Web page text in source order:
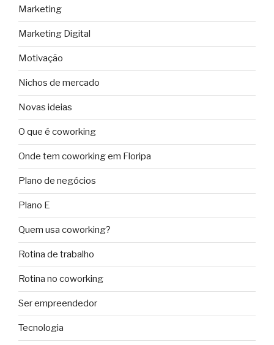
Marketing
Marketing Digital
Motivação
Nichos de mercado
Novas ideias
O que é coworking
Onde tem coworking em Floripa
Plano de negócios
Plano E
Quem usa coworking?
Rotina de trabalho
Rotina no coworking
Ser empreendedor
Tecnologia